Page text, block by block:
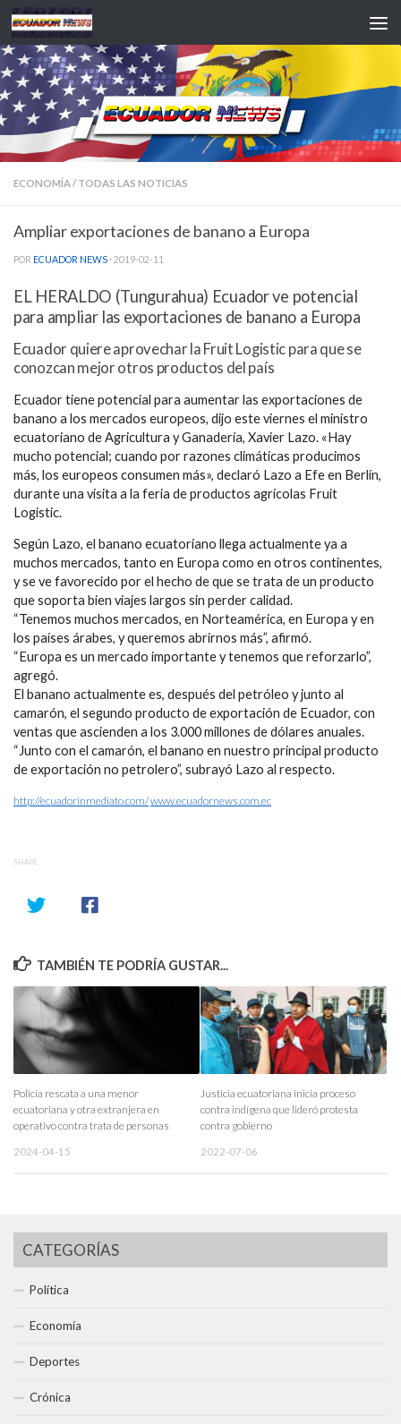
Saltar al contenido
ECONOMÍA/ TODAS LAS NOTICIAS
Ampliar exportaciones de banano a Europa
POR ECUADOR NEWS · 2019-02-11
EL HERALDO (Tungurahua) Ecuador ve potencial
para ampliar las exportaciones de banano a Europa
Ecuador quiere aprovechar la Fruit Logistic para que se
conozcan mejor otros productos del país
Ecuador tiene potencial para aumentar las exportaciones de
banano a los mercados europeos, dijo este viernes el ministro
ecuatoriano de Agricultura y Ganadería, Xavier Lazo. «Hay
mucho potencial; cuando por razones climáticas producimos
más, los europeos consumen más», declaró Lazo a Efe en Berlín,
durante una visita a la feria de productos agrícolas Fruit
Logistic.
Según Lazo, el banano ecuatoriano llega actualmente ya a
muchos mercados, tanto en Europa como en otros continentes,
y se ve favorecido por el hecho de que se trata de un producto
que soporta bien viajes largos sin perder calidad.
“Tenemos muchos mercados, en Norteamérica, en Europa y en
los países árabes, y queremos abrirnos más”, afirmó.
“Europa es un mercado importante y tenemos que reforzarlo”,
agregó.
El banano actualmente es, después del petróleo y junto al
camarón, el segundo producto de exportación de Ecuador, con
ventas que ascienden a los 3.000 millones de dólares anuales.
“Junto con el camarón, el banano en nuestro principal producto
de exportación no petrolero”, subrayó Lazo al respecto.
http://ecuadorinmediato.com/www.ecuadornews.com.ec
SHARE
TAMBIÉN TE PODRÍA GUSTAR...
Policía rescata a una menor
ecuatoriana y otra extranjera en
operativo contra trata de personas
2024-04-15
Justicia ecuatoriana inicia proceso
contra indígena que lideró protesta
contra gobierno
2022-07-06
CATEGORÍAS
Política
Economía
Deportes
Crónica